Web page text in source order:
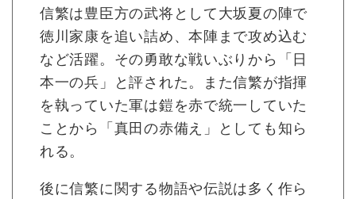
信繁は豊臣方の武将として大坂夏の陣で
徳川家康を追い詰め、本陣まで攻め込む
など活躍。その勇敢な戦いぶりから「日
本一の兵」と評された。また信繁が指揮
を執っていた軍は鎧を赤で統一していた
ことから「真田の赤備え」としても知ら
れる。
後に信繁に関する物語や伝説は多く作ら